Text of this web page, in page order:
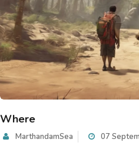
Where
MarthandamSea 07